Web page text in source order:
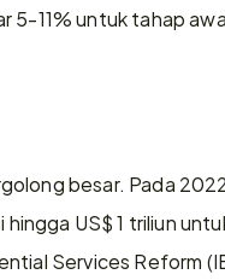
5-11% untuk tahap
besar. Pada
US$ 1 triliun
Services Reform